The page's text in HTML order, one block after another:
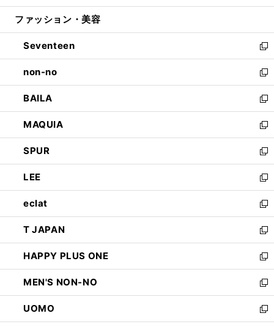
開
ウ
開
く
ン
ウ
で
開
く
ウ
ン
ド
ウ
で
開
く
ファッション・美容
Seventeen
新
し
い
ウ
ィ
ン
ド
ウ
で
開
く
non-no
新
し
い
ウ
ィ
ン
ド
ウ
で
開
く
BAILA
新
し
い
ウ
ィ
ン
ド
ウ
で
開
く
MAQUIA
新
し
い
ウ
ィ
ン
ド
ウ
で
開
く
SPUR
新
し
い
ウ
ィ
ン
ド
ウ
で
開
く
LEE
新
し
い
ウ
ィ
ン
ド
ウ
で
開
く
eclat
新
し
い
ウ
ィ
ン
ド
ウ
で
開
T JAPAN
新
し
い
ウ
ィ
ン
ド
ウ
HAPPY PLUS ONE
新
し
い
ウ
ィ
ン
MEN'S NON-NO
新
し
い
ウ
UOMO
新
し